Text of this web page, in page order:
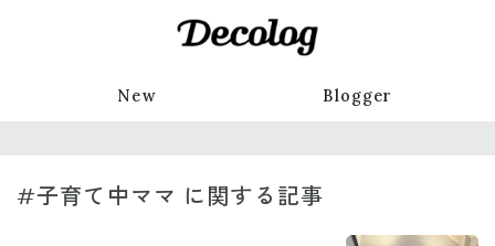
New Blogger
#子育て中ママ に関する記事